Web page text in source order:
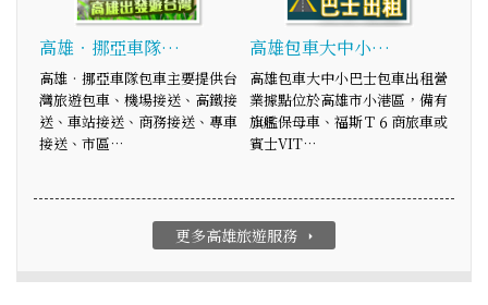
高雄‧挪亞車隊…
高雄‧挪亞車隊包車主要提供台
灣旅遊包車、機場接送、高鐵接
送、車站接送、商務接送、專車
接送、市區…
高雄包車大中小…
高雄包車大中小巴士包車出租營
業據點位於高雄市小港區，備有
旗艦保母車、福斯Ｔ６商旅車或
賓士VIT…
更多高雄旅遊服務 arrow_right